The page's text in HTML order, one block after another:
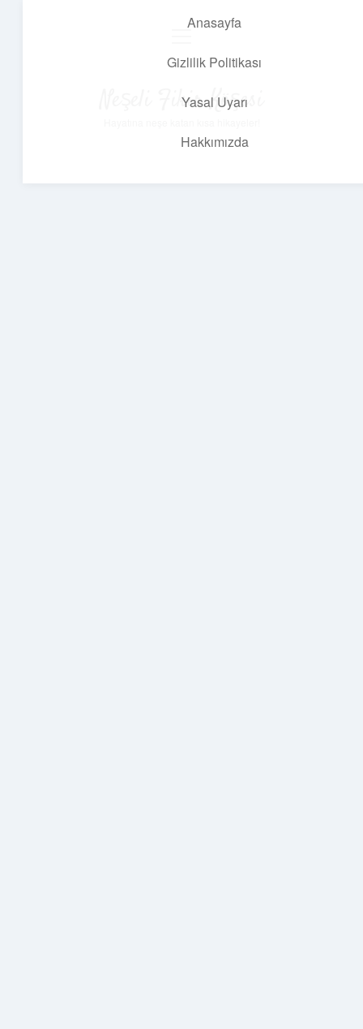
Anasayfa
Gizlilik Politikası
Yasal Uyarı
Hakkımızda
Neşeli Fikir Köşesi